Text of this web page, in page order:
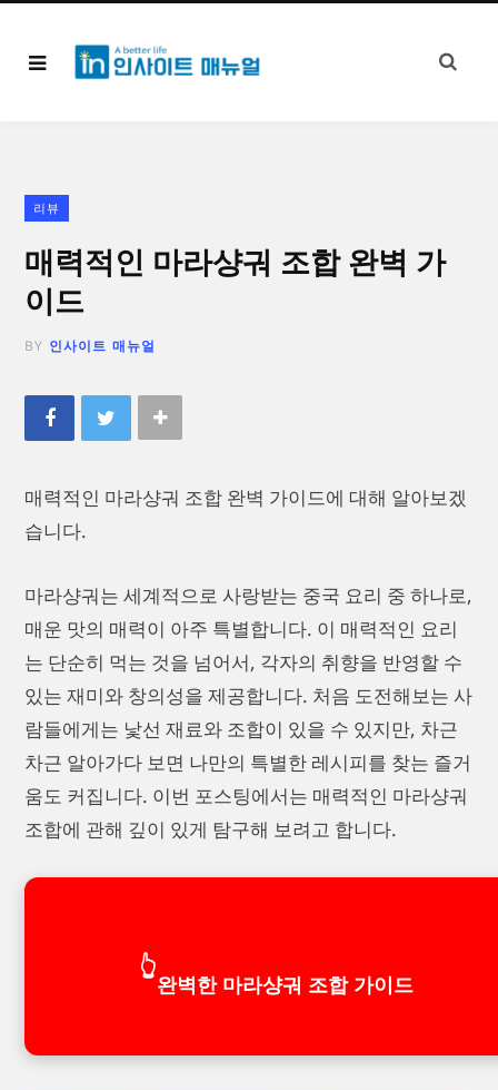
리뷰
매력적인 마라샹궈 조합 완벽 가
이드
BY 인사이트 매뉴얼
매력적인 마라샹궈 조합 완벽 가이드에 대해 알아보겠
습니다.
마라샹궈는 세계적으로 사랑받는 중국 요리 중 하나로,
매운 맛의 매력이 아주 특별합니다. 이 매력적인 요리
는 단순히 먹는 것을 넘어서, 각자의 취향을 반영할 수
있는 재미와 창의성을 제공합니다. 처음 도전해보는 사
람들에게는 낯선 재료와 조합이 있을 수 있지만, 차근
차근 알아가다 보면 나만의 특별한 레시피를 찾는 즐거
움도 커집니다. 이번 포스팅에서는 매력적인 마라샹궈
조합에 관해 깊이 있게 탐구해 보려고 합니다.
👆
완벽한 마라샹궈 조합 가이드